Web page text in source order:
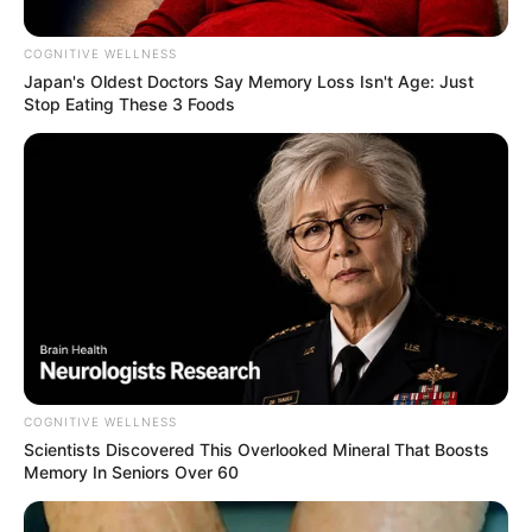
Composición: Freepik / Colprensa
A conductores le solucionan gallo por fotomultas:
tránsito la tiene difícil
Por:Flor Angie Baena
Mayo 5, 2025
COGNITIVE WELLNESS
Japan's Oldest Doctors Say Me​mory Lo​ss Isn't Age: Just
Stop Eating These 3 Foods
COGNITIVE WELLNESS
Scientists Discovered This Overlooked Mineral That Boosts
Memory In Seniors Over 60